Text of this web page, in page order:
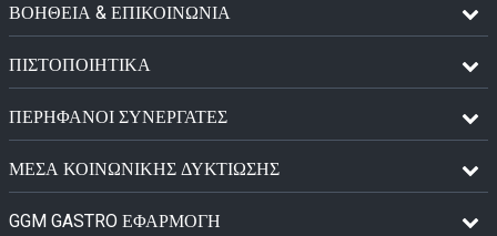
ΒΟΗΘΕΙΑ & ΕΠΙΚΟΙΝΩΝΙΑ
ΠΙΣΤΟΠΟΙΗΤΙΚΆ
ΠΕΡΉΦΑΝΟΙ ΣΥΝΕΡΓΆΤΕΣ
ΜΈΣΑ ΚΟΙΝΩΝΙΚΉΣ ΔΥΚΤΊΩΣΗΣ
GGM GASTRO ΕΦΑΡΜΟΓΉ